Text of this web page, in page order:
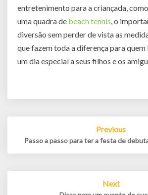
entretenimento para a criançada,
uma quadra de beach tennis , o
diversão sem perder de vista as
que fazem toda a diferença para
um dia especial a seus filhos e os
Previous
Passo a passo para ter a festa de
Next